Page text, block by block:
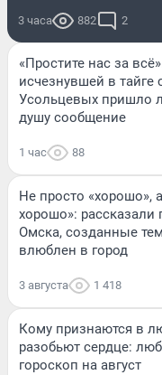
3 часа 882 2
«Простите нас за
исчезнувшей в тайге
Усольцевых пришло
душу сообщение
1 час 88
Не просто «хорошо»,
хорошо»: рассказали
Омска, созданные
влюблен в город
3 августа 1 418
Кому признаются в
разобьют сердце:
гороскоп на август